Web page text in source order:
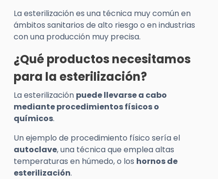
La esterilización es una técnica muy común en
ámbitos sanitarios de alto riesgo o en industrias
con una producción muy precisa.
¿Qué productos necesitamos
para la esterilización?
La esterilización puede llevarse a cabo
mediante procedimientos físicos o
químicos.
Un ejemplo de procedimiento físico sería el
autoclave, una técnica que emplea altas
temperaturas en húmedo, o los hornos de
esterilización.